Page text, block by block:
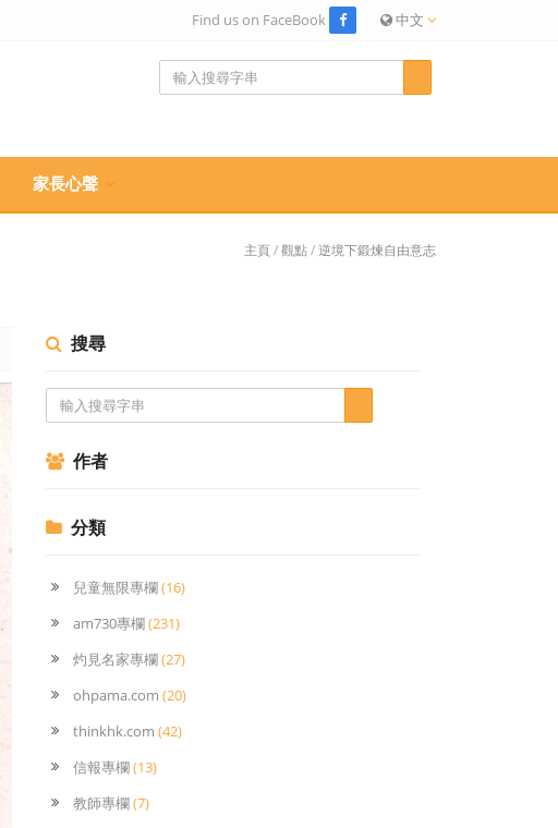
中文
Find us on FaceBook
家長心聲
主頁/觀點/逆境下鍛煉自由意志
搜尋
作者
分類
兒童無限專欄(16)
am730專欄(231)
灼見名家專欄(27)
ohpama.com (20)
thinkhk.com (42)
信報專欄(13)
教師專欄(7)